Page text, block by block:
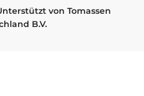
von Tomassen
B.V.